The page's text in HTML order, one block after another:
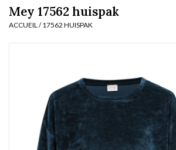
Homewear
Badmode
Mey 17562 huispak
ACCUEIL /17562 HUISPAK